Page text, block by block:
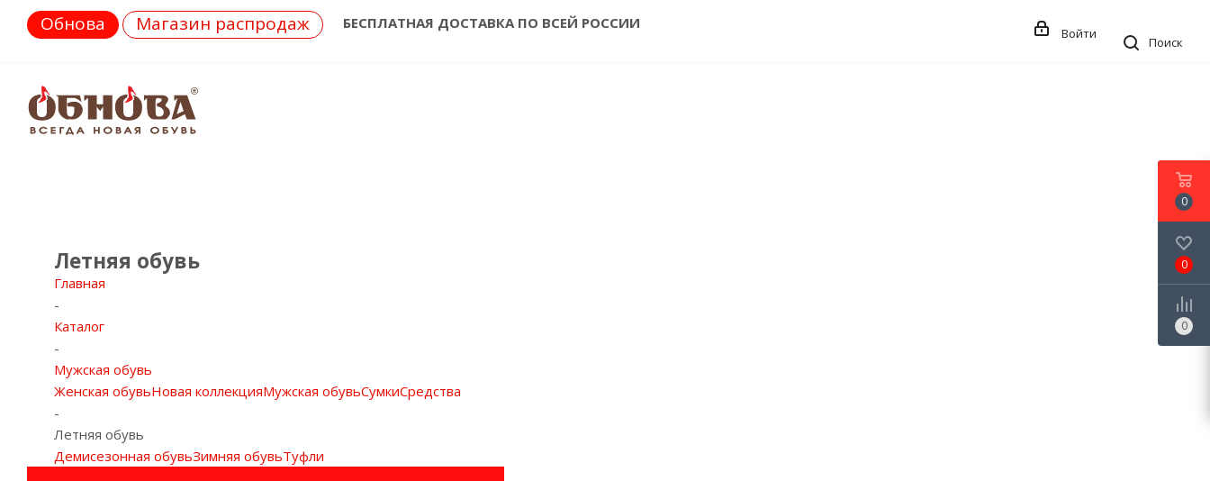
Обнова Магазин распродаж БЕСПЛАТНАЯ ДОСТАВКА ПО ВСЕЙ РОССИИ
Поиск
Войти
Летняя обувь
Главная
-
Каталог
-
Мужская обувь
Женская обувьНовая коллекцияМужская обувьСумкиСредства
-
Летняя обувь
Демисезонная обувьЗимняя обувьТуфли
0
0
0